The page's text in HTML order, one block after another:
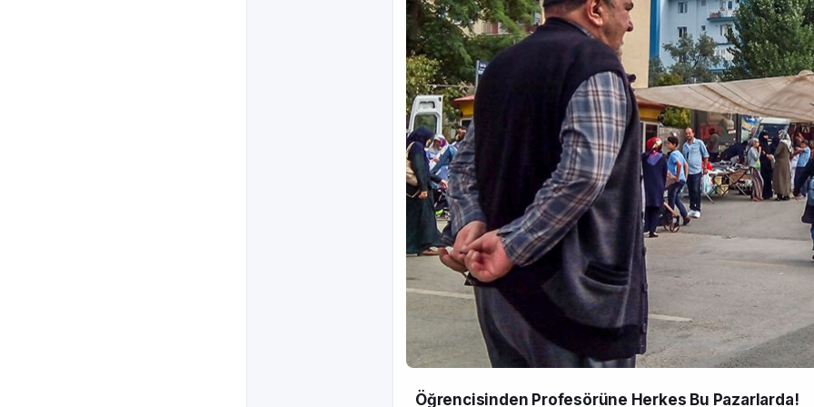
Öğrencisinden Profesörüne Herkes Bu Pazarlarda!